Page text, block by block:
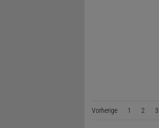
Vorherige Seite1 2 3